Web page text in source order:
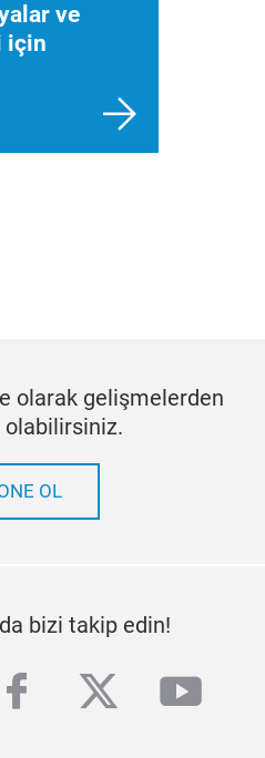
ve
için
olarak gelişmelerden
olabilirsiniz.
OL
bizi takip edin!
facebook
twitter